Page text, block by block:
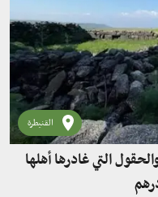
القنيطرة
التي غادرها أهلها